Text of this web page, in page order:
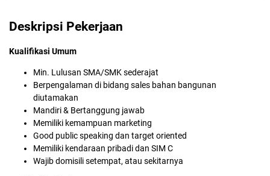
Deskripsi Pekerjaan
Kualifikasi Umum
Min. Lulusan SMA/SMK sederajat
Berpengalaman di bidang sales bahan bangunan
diutamakan
Mandiri & Bertanggung jawab
Memiliki kemampuan marketing
Good public speaking dan target oriented
Memiliki kendaraan pribadi dan SIM C
Wajib domisili setempat, atau sekitarnya